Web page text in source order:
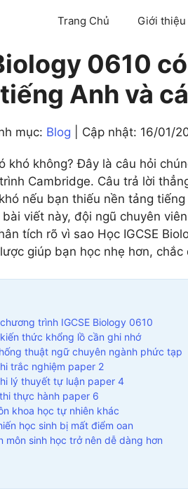
Trang Chủ Giới thiệu
0610
Anh và
mục: Blog | Cập nhật: 16/01/
khó không? Đây là câu hỏi
Cambridge. Câu trả lời
nếu bạn thiếu nền tảng
viết này, đội ngũ chuyên
tích rõ vì sao Học IGCSE
giúp bạn học nhẹ hơn, chắc
trình IGCSE Biology 0610
thức khổng lồ cần ghi nhớ
thuật ngữ chuyên ngành phức tạp
trắc nghiệm paper 2
lý thuyết tự luận paper 4
thực hành paper 6
khoa học tự nhiên khác
học sinh bị mất điểm oan
môn sinh học trở nên dễ dàng hơn